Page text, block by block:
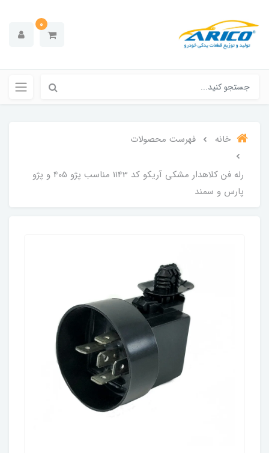
0
خانه فهرست محصولات
رله فن کلاهدار مشکی آریکو کد 1143 مناسب پژو 405 و پژو
پارس و سمند